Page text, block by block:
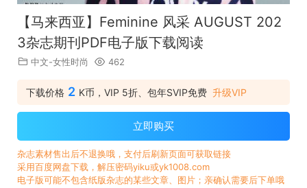
【马来西亚】Feminine 风采 AUGUST 202
3杂志期刊PDF电子版下载阅读
中文-女性时尚 462
下载价格 2 K币，VIP 5折、包年SVIP免费 升级VIP
立即购买
杂志素材售出后不退换哦，支付后刷新页面可获取链接
采用百度网盘下载，解压密码yiku或yk1008.com
电子版可能不包含纸版杂志的某些文章、图片；亲确认需要后下单哦